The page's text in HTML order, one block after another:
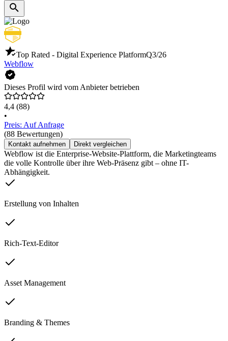
Top Rated - Digital Experience PlatformQ3/26
Webflow
Dieses Profil wird vom Anbieter betrieben
4,4 (88)
•
Preis: Auf Anfrage
(88 Bewertungen)
Kontakt aufnehmen Direkt vergleichen
Webflow ist die Enterprise-Website-Plattform, die Marketingteams
die volle Kontrolle über ihre Web-Präsenz gibt – ohne IT-
Abhängigkeit.
Erstellung von Inhalten
Rich-Text-Editor
Asset Management
Branding & Themes